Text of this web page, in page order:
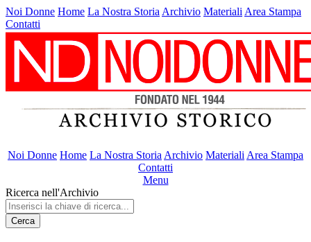
Noi Donne Home La Nostra Storia Archivio Materiali Area Stampa
Contatti
Noi Donne Home La Nostra Storia Archivio Materiali Area Stampa
Contatti
Menu
Ricerca nell'Archivio
Cerca